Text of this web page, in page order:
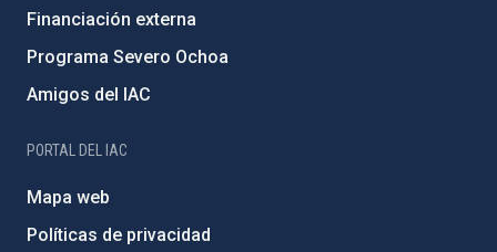
Financiación externa
Programa Severo Ochoa
Amigos del IAC
PORTAL DEL IAC
Mapa web
Políticas de privacidad